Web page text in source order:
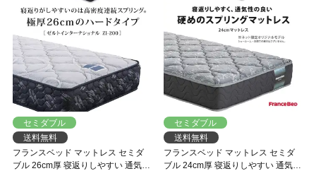
セミダブル
送料無料
フランスベッド マットレス セミダ
ブル 26cm厚 寝返りしやすい 通気性
セミダブル
送料無料
フランスベッド マットレス セミダ
ブル 24cm厚 寝返りしやすい 通気性